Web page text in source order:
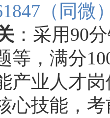
（同微
：采用90
等，满分
产业人才
心技能，